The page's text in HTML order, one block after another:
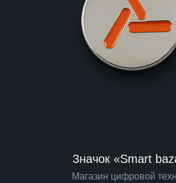
Значок «Smart
Магазин цифровой